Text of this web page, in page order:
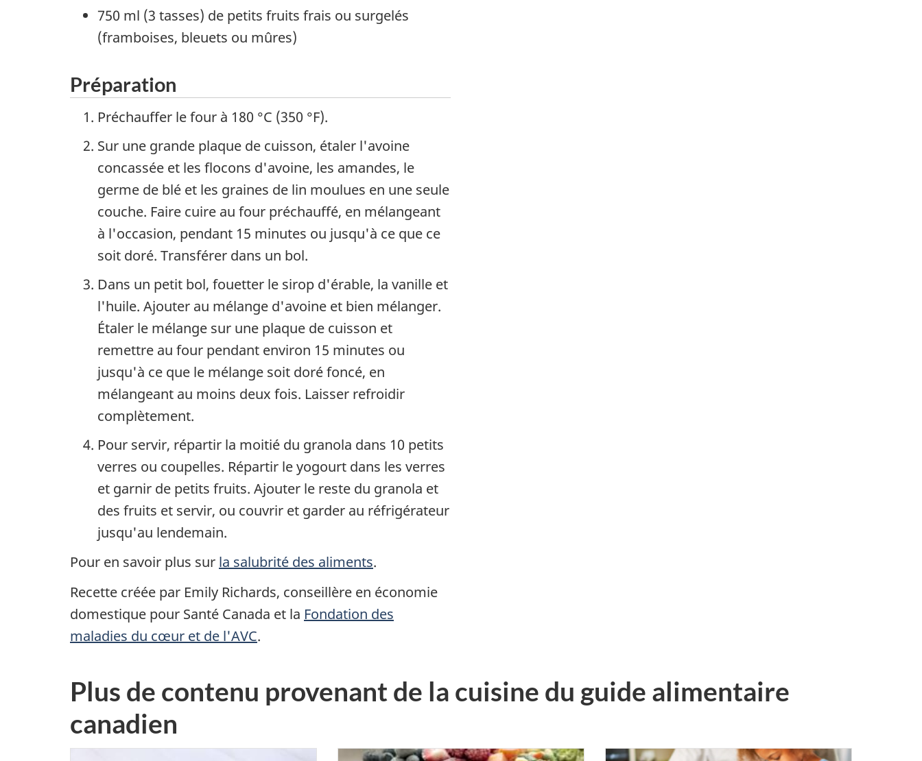
750 ml (3 tasses) de petits fruits frais ou surgelés
(framboises, bleuets ou mûres)
Préparation
Préchauffer le four à 180 °C (350 °F).
Sur une grande plaque de cuisson, étaler l'avoine
concassée et les flocons d'avoine, les amandes, le
germe de blé et les graines de lin moulues en une seule
couche. Faire cuire au four préchauffé, en mélangeant
à l'occasion, pendant 15 minutes ou jusqu'à ce que ce
soit doré. Transférer dans un bol.
Dans un petit bol, fouetter le sirop d'érable, la vanille et
l'huile. Ajouter au mélange d'avoine et bien mélanger.
Étaler le mélange sur une plaque de cuisson et
remettre au four pendant environ 15 minutes ou
jusqu'à ce que le mélange soit doré foncé, en
mélangeant au moins deux fois. Laisser refroidir
complètement.
Pour servir, répartir la moitié du granola dans 10 petits
verres ou coupelles. Répartir le yogourt dans les verres
et garnir de petits fruits. Ajouter le reste du granola et
des fruits et servir, ou couvrir et garder au réfrigérateur
jusqu'au lendemain.
Pour en savoir plus sur la salubrité des aliments.
Recette créée par Emily Richards, conseillère en économie
domestique pour Santé Canada et la Fondation des
maladies du cœur et de l'AVC.
Plus de contenu provenant de la cuisine du guide alimentaire
canadien